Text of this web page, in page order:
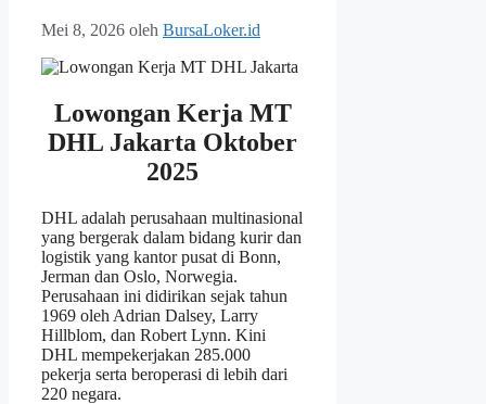
Mei 8, 2026 oleh BursaLoker.id
Lowongan Kerja MT
DHL Jakarta Oktober
2025
DHL adalah perusahaan multinasional
yang bergerak dalam bidang kurir dan
logistik yang kantor pusat di Bonn,
Jerman dan Oslo, Norwegia.
Perusahaan ini didirikan sejak tahun
1969 oleh Adrian Dalsey, Larry
Hillblom, dan Robert Lynn. Kini
DHL mempekerjakan 285.000
pekerja serta beroperasi di lebih dari
220 negara.